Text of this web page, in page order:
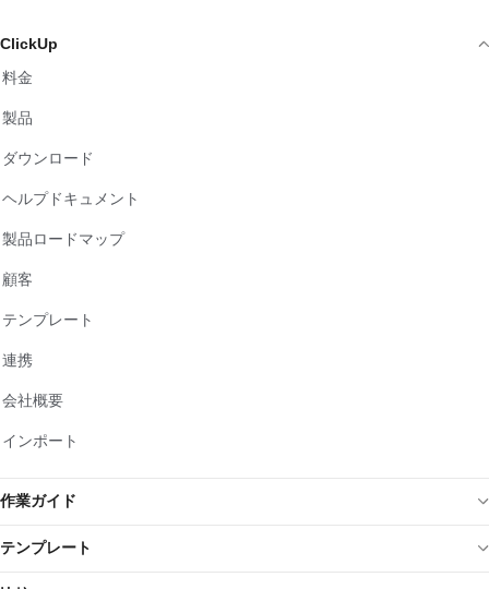
ClickUp
料金
製品
ダウンロード
ヘルプドキュメント
製品ロードマップ
顧客
テンプレート
連携
会社概要
インポート
作業ガイド
テンプレート